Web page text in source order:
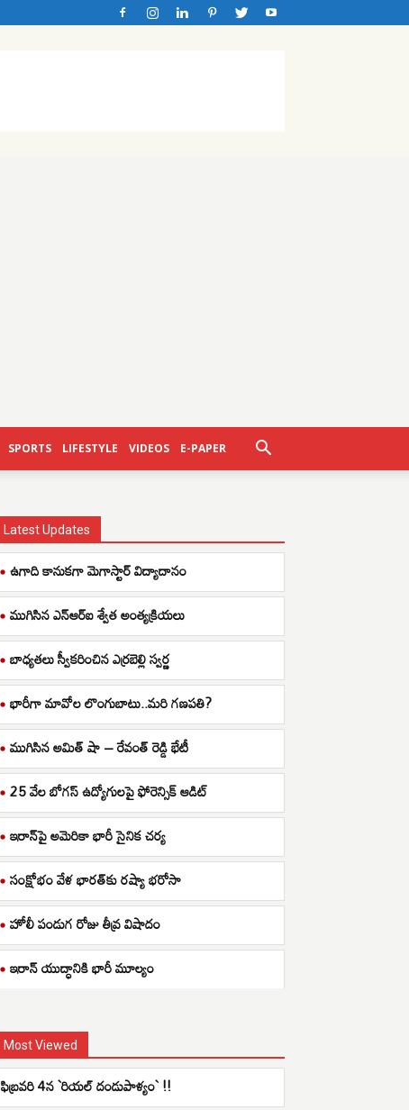
SPORTS LIFESTYLE VIDEOS E-PAPER
Latest Updates
ఉగాది కానుకగా మెగాస్టార్ విద్యాదానం
ముగిసిన ఎన్ఆర్ఐ శ్వేత అంత్యక్రియలు
బాధ్యతలు స్వీకరించిన ఎర్రబెల్లి స్వర్ణ
భారీగా మావోల లొంగుబాటు..మరి గణపతి?
ముగిసిన అమిత్ షా – రేవంత్ రెడ్డి భేటీ
25 వేల బోగస్ ఉద్యోగులపై ఫోరెన్సిక్ ఆడిట్
ఇరాన్‌పై అమెరికా భారీ సైనిక చర్య
సంక్షోభం వేళ భారత్‌కు రష్యా భరోసా
హోలీ పండుగ రోజు తీవ్ర విషాదం
ఇరాన్ యుద్ధానికి భారీ మూల్యం
Most Viewed
ఫిబ్ర‌వ‌రి 4న `రియ‌ల్ దండుపాళ్యం` !!